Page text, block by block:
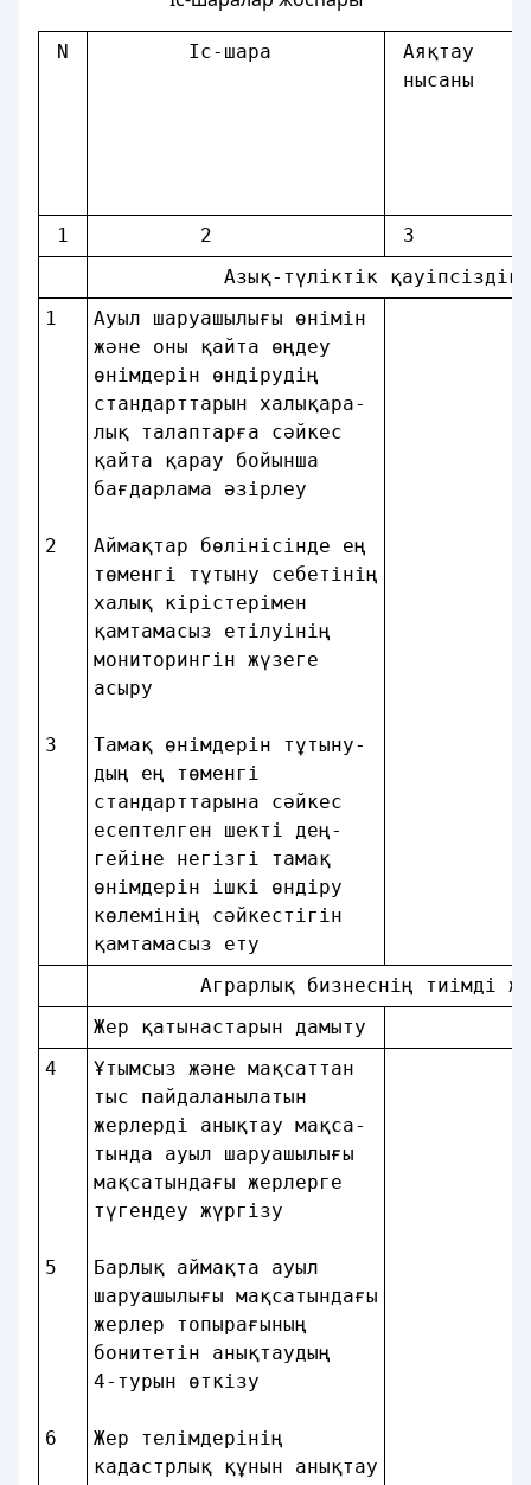
N Iс-шара
1 2
Азық-түлiктiк
1
2
3
Ауыл шаруашылығы өнiмiн
және оны қайта өңдеу
өнiмдерiн өндiрудiң
стандарттарын халықара-
лық талаптарға сәйкес
қайта қарау бойынша
бағдарлама әзiрлеу
Аймақтар бөлiнiсiнде ең
төменгi тұтыну себетiнiң
халық кiрiстерiмен
қамтамасыз етiлуiнiң
мониторингiн жүзеге
асыру
Тамақ өнiмдерiн тұтыну-
дың ең төменгi
стандарттарына сәйкес
есептелген шектi дең-
гейіне негiзгi тамақ
өнiмдерiн iшкi өндiру
көлемiнiң сәйкестiгiн
қамтамасыз ету
Аграрлық бизнеснiң
Жер қатынастарын дамыту
4
5
6
Ұтымсыз және мақсаттан
тыс пайдаланылатын
жерлердi анықтау мақса-
тында ауыл шаруашылығы
мақсатындағы жерлерге
түгендеу жүргiзу
Барлық аймақта ауыл
шаруашылығы мақсатындағы
жерлер топырағының
бонитетiн анықтаудың
4-турын өткізу
Жер телiмдерiнiң
кадастрлық құнын анықтау